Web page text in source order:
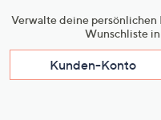
Verwalte deine
Wunschliste
Kunden-Konto